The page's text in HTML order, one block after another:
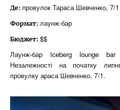
Де: провулок Тараса Шевченко, 7/1
Формат: лаунж-бар
Бюджет: $$
Лаунж-бар Iceberg lounge
Незалежності на початку
провулку араса Шевченко, 7/1.